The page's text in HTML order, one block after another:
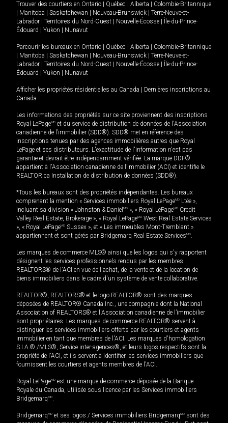
Trouver des courtiers en Ontario Québec Alberta
Colombie-Britannique
Manitoba Saskatchewan Nouveau-Brunswick
Terre-Neuve-et-
Labrador
Territoires du Nord-Ouest Nouvelle-Écosse
Île-du-Prince-
Édouard
Yukon Nunavut
Parcourir les bureaux en Ontario Québec Alberta
Colombie-Britannique
Manitoba Saskatchewan Nouveau-Brunswick
Terre-Neuve-et-
Labrador
Territoires du Nord-Ouest Nouvelle-Écosse
Île-du-Prince-
Édouard
Yukon Nunavut
Afficher les propriétés résidentielles au Canada
Dernières inscriptions au
Canada
Les informations des propriétés sur ce site proviennent des inscriptions
Royal LePageMD et du service de distribution de données de l'Association
canadienne de l’immobilier (SDD®). SDD® met en référence des
inscriptions tenues par des agences immobilières autres que Royal
LePage et ses distributeurs. L'exactitude de l'information n'est pas
garantie et devrait être indépendamment vérifiée. La marque DDF®
appartient à l'Association canadienne de l’immobilier (ACI) et identifie le
REALTOR.ca Installation de distribution de données (SDD®).
*Tous les bureaux sont des propriétés indépendantes. Les bureaux
comprenant la mention « Services immobiliers Royal LePageMD Ltée »,
incluant sa division « Johnston & Daniel MD », « Royal LePageMD Credit
Valley Real Estate, Brokerage », « Royal LePageMD West Real Estate Services
», « Royal LePageMD Sussex », et « Les immeubles Mont-Tremblant »
appartiennent et sont gérés par Bridgemarq Real Estate ServicesMD.
Les marques de commerce MLS® ainsi que les logos qui s'y rapportent
désignent les services professionnels rendus par les membres
REALTORS® de l'ACI en vue de l'achat, de la vente et de la location de
biens immobiliers dans le cadre d'un système de vente collaborative.
REALTOR®, REALTORS® et le logo REALTOR® sont des marques
déposées de REALTOR® Canada Inc., une compagnie dont la National
Association of REALTORS® et l'Association canadienne de l’immobilier
sont propriétaires. Les marques de commerce REALTOR® servent à
distinguer les services immobiliers offerts par les courtiers et agents
immobilier en tant que membres de l'ACI. Les marques d'homologation
S.I.A.® /MLS®, Service inter-agences®, et leurs logos respectifs sont la
propriété de l'ACI, et ils servent à identifier les services immobiliers que
fournissent les courtiers et agents membres de l'ACI.
Royal LePageMD est une marque de commerce déposée de la Banque
Royale du Canada, utilisée sous licence par les Services immobiliers
BridgemarqMD.
BridgemarqMD et ses logos / Services immobiliers BridgemarqMD sont des